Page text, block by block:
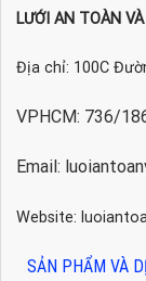
LƯỚI AN TOÀN
Địa chỉ: 100C
VPHCM: 736/
Email:
Website:
SẢN PHẨM VÀ